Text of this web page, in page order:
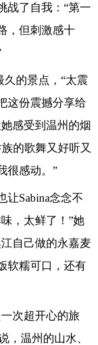
战了自我：“第一
，但刺激感十
的景点，“太震
这份震撼分享给
感受到温州的烟
的歌舞又好听又
很感动。”
Sabina念念不
，太鲜了！”她
自己做的永嘉麦
软糯可口，还有
次超开心的旅
，温州的山水、